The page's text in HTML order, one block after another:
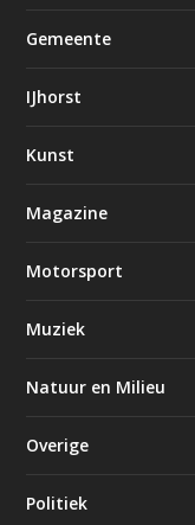
Gemeente
IJhorst
Kunst
Magazine
Motorsport
Muziek
Natuur en Milieu
Overige
Politiek